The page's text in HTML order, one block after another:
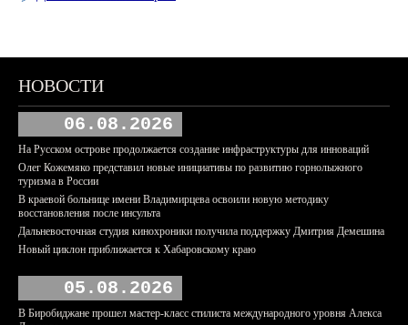
НОВОСТИ
06.08.2026
На Русском острове продолжается создание инфраструктуры для инноваций
Олег Кожемяко представил новые инициативы по развитию горнолыжного
туризма в России
В краевой больнице имени Владимирцева освоили новую методику
восстановления после инсульта
Дальневосточная студия кинохроники получила поддержку Дмитрия Демешина
Новый циклон приближается к Хабаровскому краю
05.08.2026
В Биробиджане прошел мастер-класс стилиста международного уровня Алекса